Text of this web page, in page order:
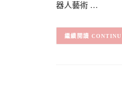
器人藝術 …